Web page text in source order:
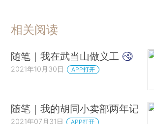
相关阅读
随笔｜我在武当山做义工
2021年10月30日 APP打开
随笔｜我的胡同小卖部两年记
2021年07月31日 APP打开